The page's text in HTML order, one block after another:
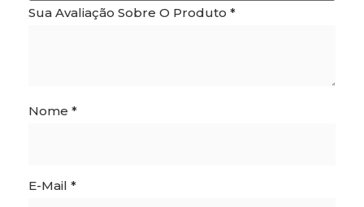
Sua Avaliação Sobre O Produto *
Nome *
E-Mail *